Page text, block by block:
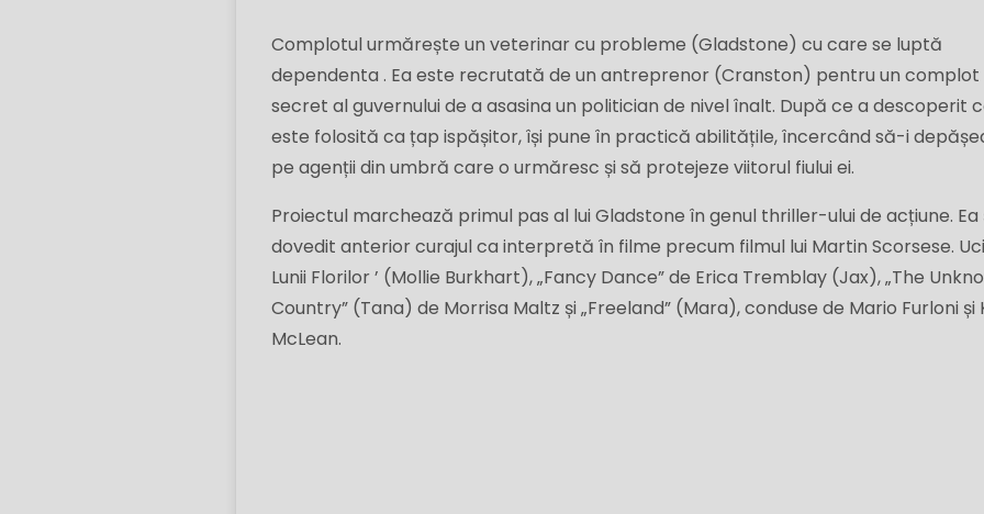
Complotul urmărește un veterinar cu probleme (Gladstone) cu care se luptă
dependenta . Ea este recrutată de un antreprenor (Cranston) pentru un complot
secret al guvernului de a asasina un politician de nivel înalt. După ce a descoperit
este folosită ca țap ispășitor, își pune în practică abilitățile, încercând să-i
pe agenții din umbră care o urmăresc și să protejeze viitorul fiului ei.
Proiectul marchează primul pas al lui Gladstone în genul thriller-ului de acțiune. Ea
dovedit anterior curajul ca interpretă în filme precum filmul lui Martin Scorsese.
Lunii Florilor ’ (Mollie Burkhart), „Fancy Dance” de Erica Tremblay (Jax), „The
Country” (Tana) de Morrisa Maltz și „Freeland” (Mara), conduse de Mario Furloni și
McLean.